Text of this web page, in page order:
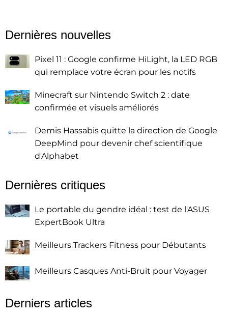
Dernières nouvelles
Pixel 11 : Google confirme HiLight, la LED RGB
qui remplace votre écran pour les notifs
Minecraft sur Nintendo Switch 2 : date
confirmée et visuels améliorés
Demis Hassabis quitte la direction de Google
DeepMind pour devenir chef scientifique
d'Alphabet
Dernières critiques
Le portable du gendre idéal : test de l'ASUS
ExpertBook Ultra
Meilleurs Trackers Fitness pour Débutants
Meilleurs Casques Anti-Bruit pour Voyager
Derniers articles